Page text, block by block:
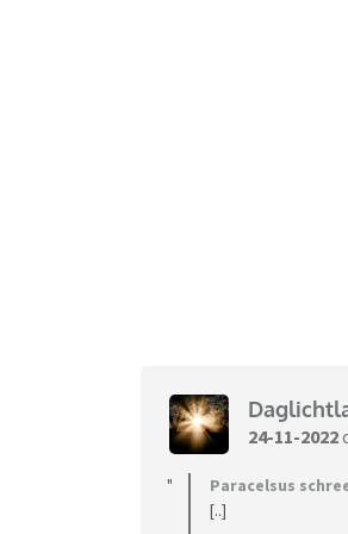
24-11-2022
Paracelsus
[..]